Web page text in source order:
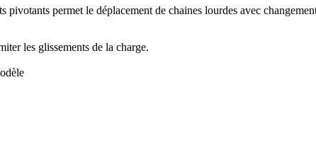
pivotants permet le déplacement de chaines lourdes avec
les glissements de la charge.